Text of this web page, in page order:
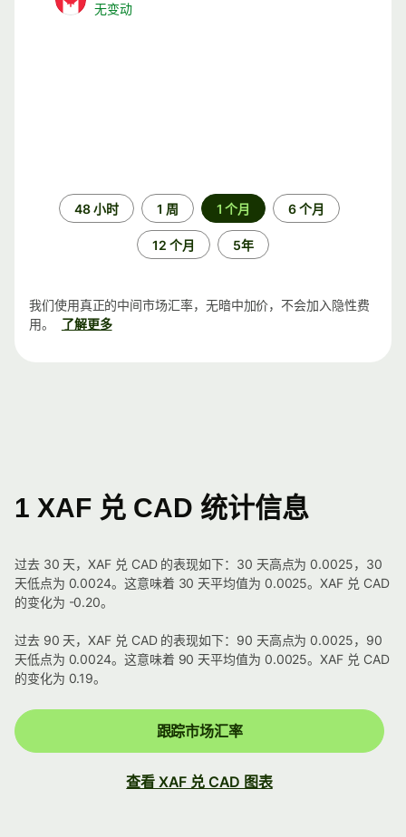
无变动
48 小时 1 周 1 个月 6 个月
12 个月 5年
我们使用真正的中间市场汇率，无暗中加价，不会加入隐性费
用。
了解更多
1 XAF 兑 CAD 统计信息
过去 30 天，XAF 兑 CAD 的表现如下：30 天高点为 0.0025，30
天低点为 0.0024。这意味着 30 天平均值为 0.0025。XAF 兑 CAD
的变化为 -0.20。
过去 90 天，XAF 兑 CAD 的表现如下：90 天高点为 0.0025，90
天低点为 0.0024。这意味着 90 天平均值为 0.0025。XAF 兑 CAD
的变化为 0.19。
跟踪市场汇率
查看 XAF 兑 CAD 图表